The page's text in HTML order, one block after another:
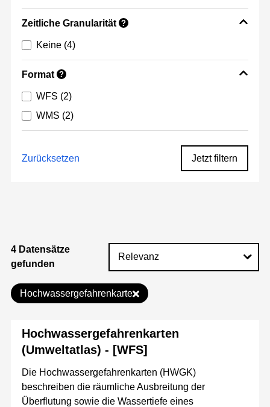
Zeitliche Granularität ?
Keine (4)
Format ?
WFS (2)
WMS (2)
Zurücksetzen Jetzt filtern
4 Datensätze
gefunden
Hochwassergefahrenkarte
Hochwassergefahrenkarten
(Umweltatlas) - [WFS]
Die Hochwassergefahrenkarten (HWGK)
beschreiben die räumliche Ausbreitung der
Überflutung sowie die Wassertiefe eines